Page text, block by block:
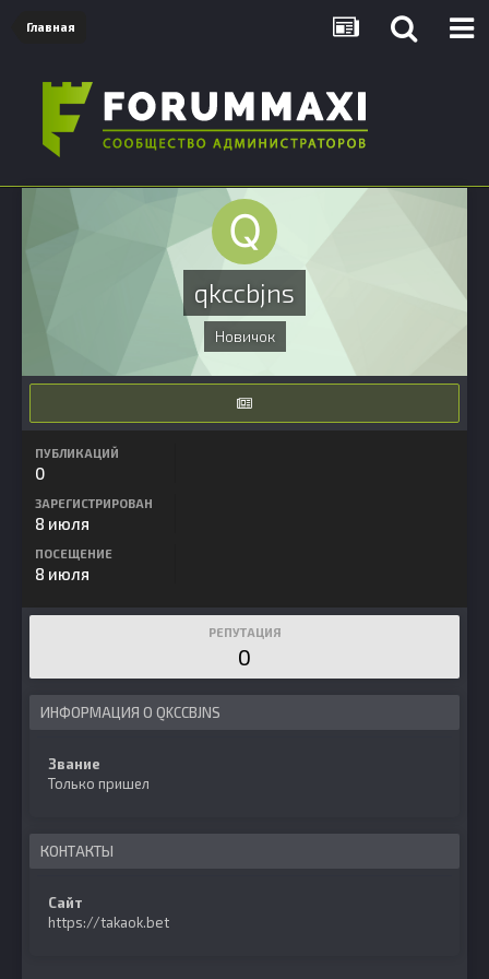
Главная
qkccbjns
Новичок
ПУБЛИКАЦИЙ
0
ЗАРЕГИСТРИРОВАН
8 июля
ПОСЕЩЕНИЕ
8 июля
РЕПУТАЦИЯ
0
ИНФОРМАЦИЯ О QKCCBJNS
Звание
Только пришел
КОНТАКТЫ
Сайт
https://takaok.bet